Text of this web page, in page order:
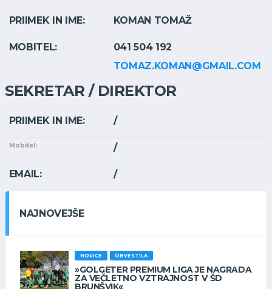
PRIIMEK IN IME: KOMAN TOMAŽ
MOBITEL:
041 504 192
TOMAZ.KOMAN@GMAIL.COM
SEKRETAR / DIREKTOR
PRIIMEK IN IME: /
Mobitel: /
EMAIL: /
NAJNOVEJŠE
NOVICE OBVESTILA
»GOLGETER PREMIUM LIGA JE NAGRADA
ZA VEČLETNO VZTRAJNOST V ŠD
BRUNŠVIK«